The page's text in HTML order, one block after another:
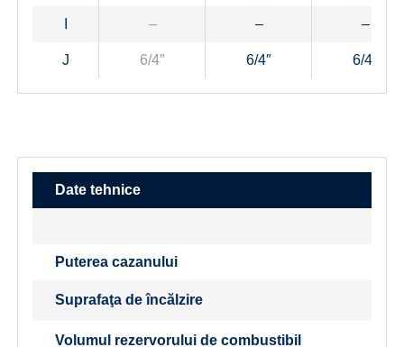
– – –
J 6/4″ 6/4″ 6/4″
Date tehnice
Puterea cazanului
Suprafaţa de încălzire
Volumul rezervorului de combustibil